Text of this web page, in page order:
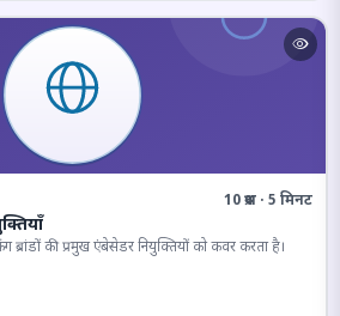
10 प्रश्न · 5 मिनट
की प्रमुख एंबेसेडर नियुक्तियों को कवर करता है।